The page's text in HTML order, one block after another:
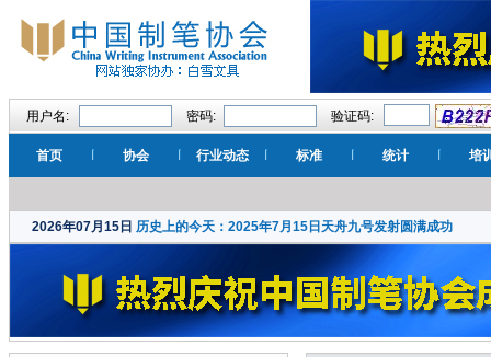
用户名: 密码: 验证码:
首页 协会 行业动态 标准 统计 培
2026年07月15日 历史上的今天：2025年7月15日天舟九号发射圆满成功